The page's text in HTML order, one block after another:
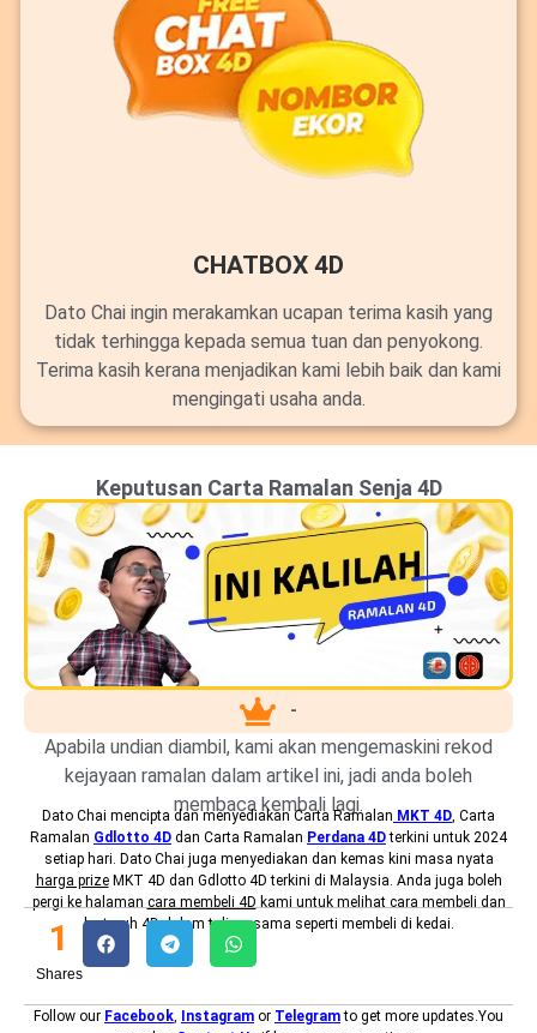
CHATBOX 4D
Dato Chai ingin merakamkan ucapan terima kasih yang
tidak terhingga kepada semua tuan dan penyokong.
Terima kasih kerana menjadikan kami lebih baik dan kami
mengingati usaha anda.
Keputusan Carta Ramalan Senja 4D
-
Apabila undian diambil, kami akan mengemaskini rekod
kejayaan ramalan dalam artikel ini, jadi anda boleh
membaca kembali lagi.
Dato Chai mencipta dan menyediakan Carta Ramalan MKT 4D , Carta
Ramalan Gdlotto 4D dan Carta Ramalan Perdana 4Dterkini untuk 2024
setiap hari. Dato Chai juga menyediakan dan kemas kini masa nyata
harga prizeMKT 4D dan Gdlotto 4D terkini di Malaysia. Anda juga boleh
pergi ke halaman cara membeli 4D kami untuk melihat cara membeli dan
bertaruh 4D dalam talian, sama seperti membeli di kedai.
Shares
1
Follow our Facebook, Instagram or Telegramto get more updates.You